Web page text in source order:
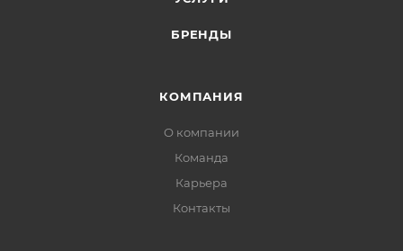
БРЕНДЫ
КОМПАНИЯ
О компании
Команда
Карьера
Контакты